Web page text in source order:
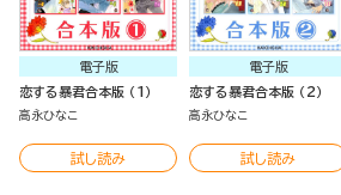
電子版
恋する暴君合本版 （1）
高永ひなこ
試し読み
電子版
恋する暴君合本版 （2）
高永ひなこ
試し読み